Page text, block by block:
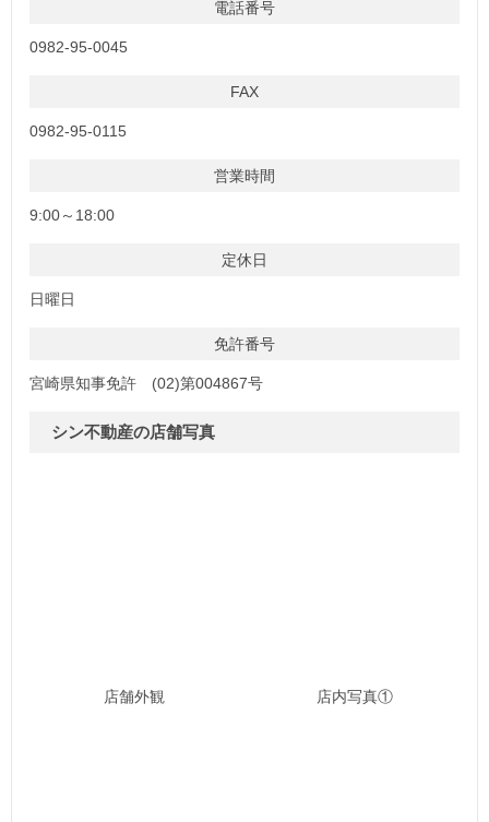
電話番号
0982-95-0045
FAX
0982-95-0115
営業時間
9:00～18:00
定休日
日曜日
免許番号
宮崎県知事免許 (02)第004867号
シン不動産の店舗写真
店舗外観 店内写真①